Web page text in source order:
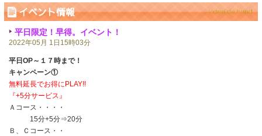
イベント情報
平日限定！早得。イベント！
2022年05月 1日15時03分
平日OP～１７時まで！
キャンペーン①
無料延長でお得にPLAY!!
『+5分サービス』
Ａコース・・・・
15分+5分⇒20分
Ｂ、Ｃコース・・